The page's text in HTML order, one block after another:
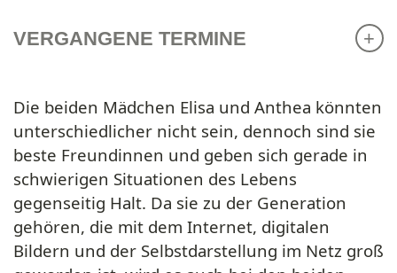
Die beiden Mädchen Elisa und Anthea könnten
unterschiedlicher nicht sein, dennoch sind sie
beste Freundinnen und geben sich gerade in
schwierigen Situationen des Lebens
gegenseitig Halt. Da sie zu der Generation
gehören, die mit dem Internet, digitalen
Bildern und der Selbstdarstellung im Netz groß
VERGANGENE TERMINE